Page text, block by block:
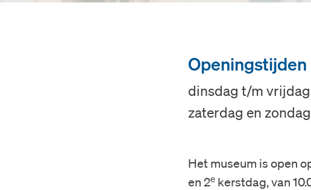
Openingstijden
dinsdag t/m vrijdag
zaterdag en
Het museum is open
en 2e kerstdag, van